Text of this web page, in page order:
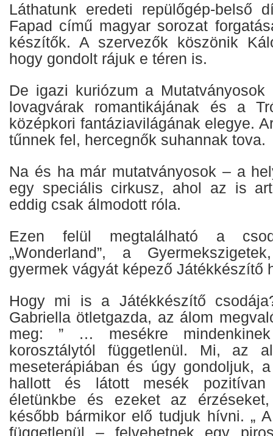
Láthatunk eredeti repülőgép-belső
Fapad című magyar sorozat
készítők. A szervezők köszönik
hogy gondolt rájuk e téren is.
De igazi kuriózum a
lovagvárak romantikájának és a
középkori fantáziavilágának elegye.
tűnnek fel, hercegnők suhannak tova.
Na és ha már mutatványosok – a
egy speciális cirkusz, ahol az is
eddig csak álmodott róla.
Ezen felül megtalálható a
„Wonderland”, a
gyermek vágyát képező Játékkészítő
Hogy mi is a Játékkészítő
Gabriella ötletgazda, az álom
meg: ” … mesékre
korosztálytól függetlenül. Mi, az
meseterápiában és úgy gondoljuk,
hallott és látott mesék
életünkbe és ezeket az
később bármikor elő tudjuk hívni. „
függetlenül – felvehetnek egy